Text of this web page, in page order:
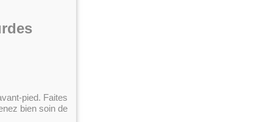
pied. Faites
bien soin de